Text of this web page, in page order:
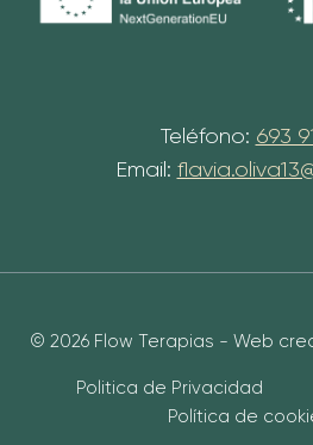
Teléfono: 693
Email:
© 2026 Flow Terapias - Web
Politica de Privacidad
Política de